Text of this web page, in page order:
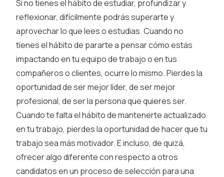
Si no tienes el hábito de estudiar, profundizar y
reflexionar, difícilmente podrás superarte y
aprovechar lo que lees o estudias. Cuando no
tienes el hábito de pararte a pensar cómo estás
impactando en tu equipo de trabajo o en tus
compañeros o clientes, ocurre lo mismo. Pierdes la
oportunidad de ser mejor líder, de ser mejor
profesional, de ser la persona que quieres ser.
Cuando te falta el hábito de mantenerte actualizado
en tu trabajo, pierdes la oportunidad de hacer que tu
trabajo sea más motivador. E incluso, de quizá,
ofrecer algo diferente con respecto a otros
candidatos en un proceso de selección para una